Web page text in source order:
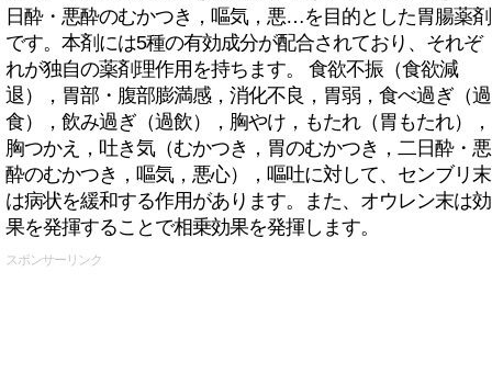
日酔・悪酔のむかつき，嘔気，悪…を目的とした胃腸薬剤
です。本剤には5種の有効成分が配合されており、それぞ
れが独自の薬剤理作用を持ちます。 食欲不振（食欲減
退），胃部・腹部膨満感，消化不良，胃弱，食べ過ぎ（過
食），飲み過ぎ（過飲），胸やけ，もたれ（胃もたれ），
胸つかえ，吐き気（むかつき，胃のむかつき，二日酔・悪
酔のむかつき，嘔気，悪心），嘔吐に対して、センブリ末
は病状を緩和する作用があります。また、オウレン末は効
果を発揮することで相乗効果を発揮します。
スポンサーリンク